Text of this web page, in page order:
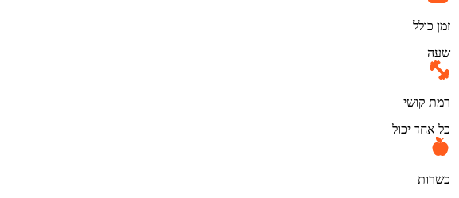
זמן כולל
שעה
רמת קושי
כל אחד יכול
כשרות